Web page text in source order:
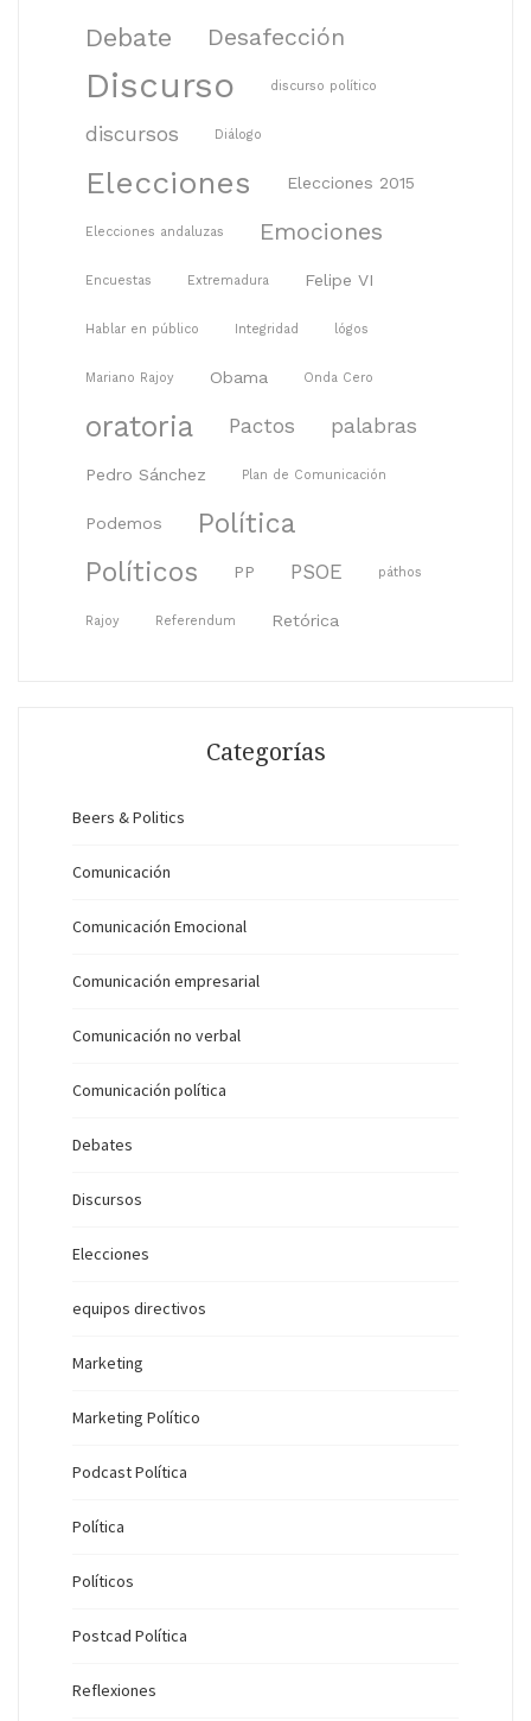
Debate Desafección
Discurso discurso político
discursos Diálogo
Elecciones Elecciones 2015
Elecciones andaluzas Emociones
Encuestas Extremadura Felipe VI
Hablar en público Integridad lógos
Mariano Rajoy Obama Onda Cero
oratoria Pactos palabras
Pedro Sánchez Plan de Comunicación
Podemos
Política
Políticos
PP PSOE páthos
Rajoy Referendum Retórica
Categorías
Beers & Politics
Comunicación
Comunicación Emocional
Comunicación empresarial
Comunicación no verbal
Comunicación política
Debates
Discursos
Elecciones
equipos directivos
Marketing
Marketing Político
Podcast Política
Política
Políticos
Postcad Política
Reflexiones